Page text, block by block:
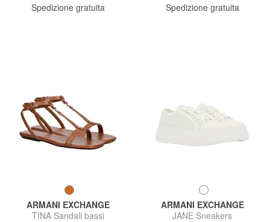
Spedizione gratuita Spedizione gratuita
ARMANI EXCHANGE
TINA Sandali bassi
ARMANI EXCHANGE
JANE Sneakers